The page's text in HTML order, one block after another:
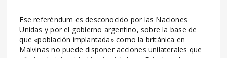
Ese referéndum es desconocido por las Naciones
Unidas y por el gobierno argentino, sobre la base de
que «población implantada» como la británica en
Malvinas no puede disponer acciones unilaterales que